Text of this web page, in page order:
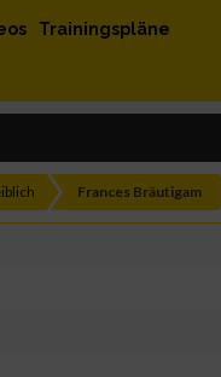
Trainingspläne
Frances Bräutigam